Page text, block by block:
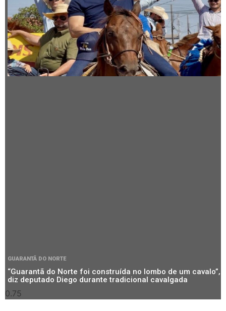
GUARANTÃ DO NORTE
“Guarantã do Norte foi construída no lombo de um cavalo”,
diz deputado Diego durante tradicional cavalgada